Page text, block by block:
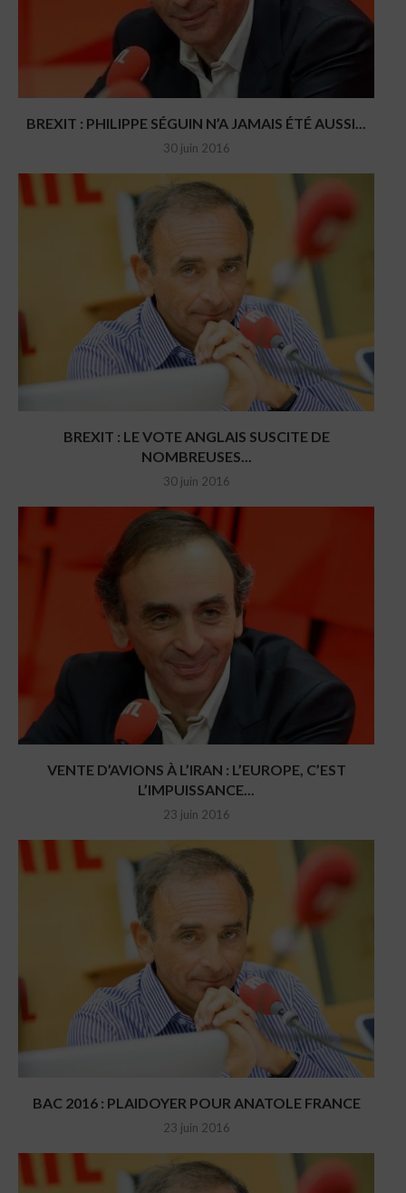
BREXIT : PHILIPPE SÉGUIN N’A JAMAIS ÉTÉ AUSSI...
30 juin 2016
BREXIT : LE VOTE ANGLAIS SUSCITE DE
NOMBREUSES...
30 juin 2016
VENTE D’AVIONS À L’IRAN : L’EUROPE, C’EST
L’IMPUISSANCE...
23 juin 2016
BAC 2016 : PLAIDOYER POUR ANATOLE FRANCE
23 juin 2016